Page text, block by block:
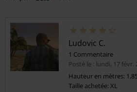
Ludovic C.
1 Commentaire
Posté le : lundi, 17 févr.
Hauteur en mètres:
Taille achetée: XL